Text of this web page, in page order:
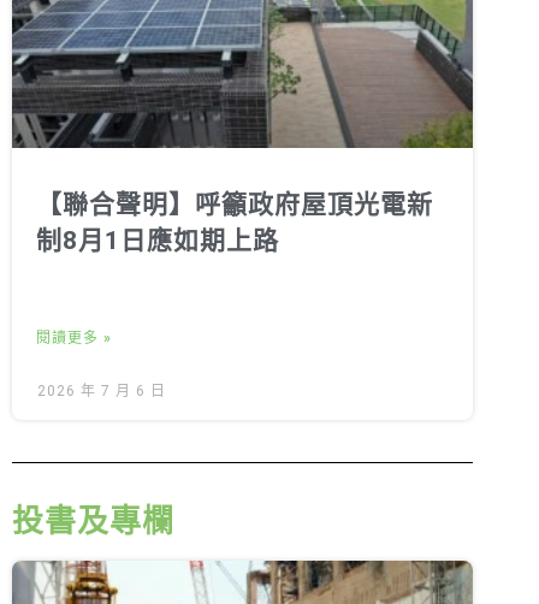
【聯合聲明】呼籲政府屋頂光電新
制8月1日應如期上路
閱讀更多 »
2026 年 7 月 6 日
投書及專欄